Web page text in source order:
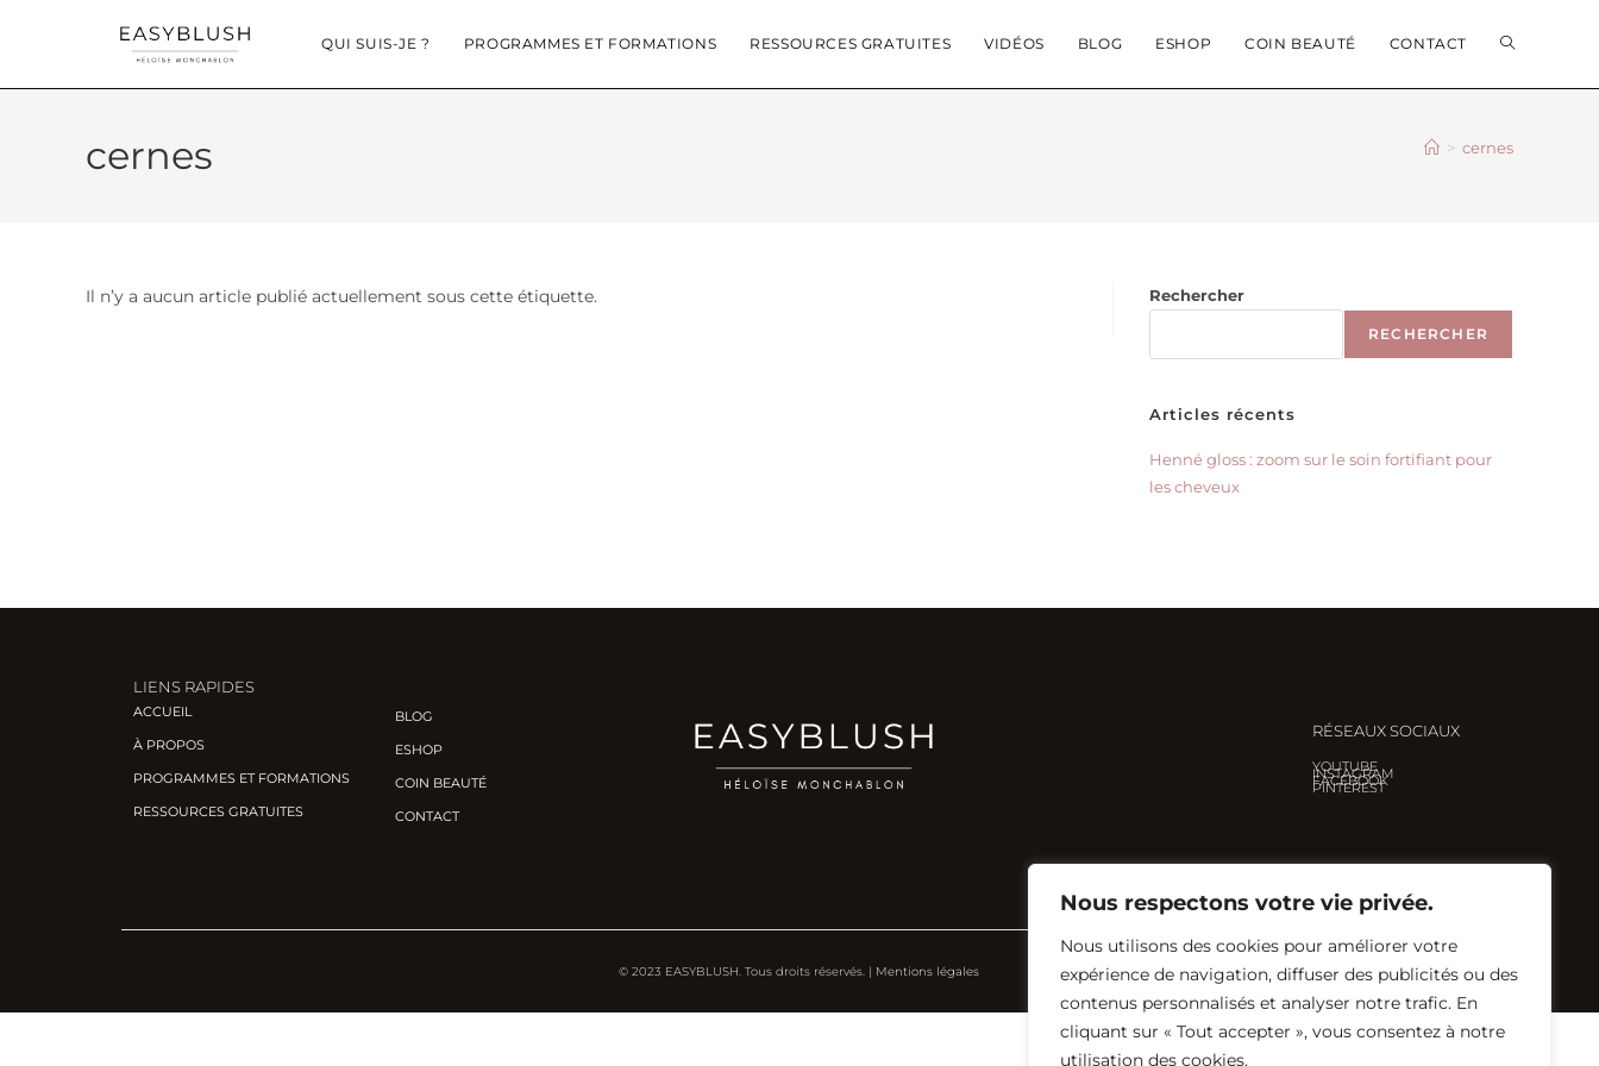
Nous respectons votre vie privée.
Nous utilisons des cookies pour améliorer votre
expérience de navigation, diffuser des publicités ou des
contenus personnalisés et analyser notre trafic. En
cliquant sur « Tout accepter », vous consentez à notre
utilisation des cookies.
QUI SUIS-JE ? PROGRAMMES ET FORMATIONS RESSOURCES GRATUITES VIDÉOS BLOG ESHOP COIN BEAUTÉ CONTACT
cernes > cernes
Il n’y a aucun article publié actuellement sous cette étiquette. Rechercher
RECHERCHER
Articles récents
Henné gloss : zoom sur le soin fortifiant pour
les cheveux
LIENS RAPIDES
ACCUEIL
À PROPOS
PROGRAMMES ET FORMATIONS
RESSOURCES GRATUITES
BLOG
ESHOP
COIN BEAUTÉ
CONTACT
RÉSEAUX SOCIAUX
YOUTUBE
INSTAGRAM
FACEBOOK
PINTEREST
© 2023 EASYBLUSH. Tous droits réservés. | Mentions légales Créé avec ♡ parEglantine Renault